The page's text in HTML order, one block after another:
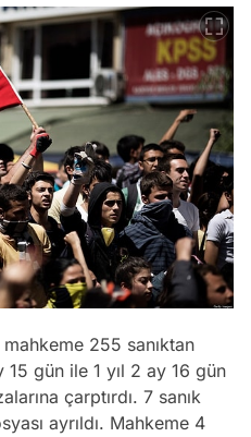
255 sanıktan
gün ile 1 yıl 2 ay 16 gün
çarptırdı. 7 sanık
ayrıldı. Mahkeme 4